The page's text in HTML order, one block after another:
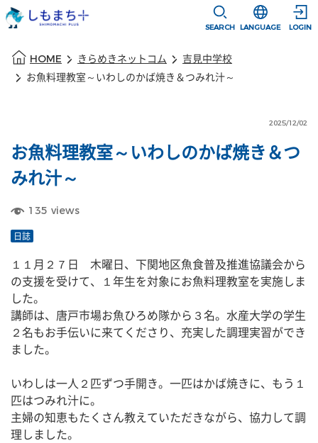
SEARCH
選択すると言
LANGUAGE LOGIN
HOME きらめきネットコム
吉見中学校
お魚料理教室～いわしのかば焼き＆つみれ汁～
2025/12/02
お魚料理教室～いわしのかば焼き＆つ
みれ汁～
135 views
日誌
１１月２７日　木曜日、下関地区魚食普及推進協議会から
の支援を受けて、１年生を対象にお魚料理教室を実施しま
した。
講師は、唐戸市場お魚ひろめ隊から３名。水産大学の学生
２名もお手伝いに来てくださり、充実した調理実習ができ
ました。
いわしは一人２匹ずつ手開き。一匹はかば焼きに、もう１
匹はつみれ汁に。
主婦の知恵もたくさん教えていただきながら、協力して調
理しました。